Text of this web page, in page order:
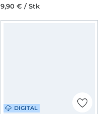
9,90 € / Stk
DIGITAL